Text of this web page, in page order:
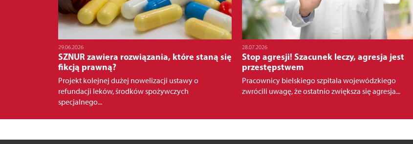
29.06.2026
SZNUR zawiera rozwiązania, które staną się
fikcją prawną?
Projekt kolejnej dużej nowelizacji ustawy o
refundacji leków, środków spożywczych
specjalnego...
28.07.2026
Stop agresji! Szacunek leczy, agresja jest
przestępstwem
Pracownicy bielskiego szpitala wojewódzkiego
zwrócili uwagę, że ostatnio zwiększa się agresja...